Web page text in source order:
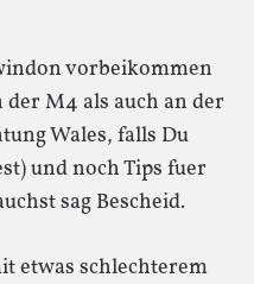
vorbeikommen
M4 als auch an der
Wales, falls Du
und noch Tips fuer
sag Bescheid.
etwas schlechterem